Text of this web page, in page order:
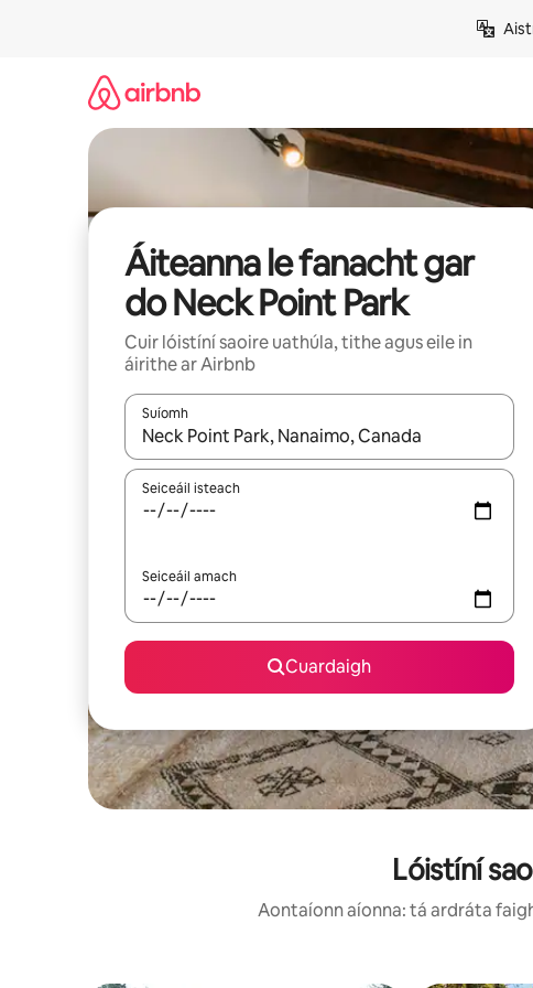
Áiteanna le fanacht gar
do Neck Point Park
Cuir lóistíní saoire uathúla, tithe agus eile in
áirithe ar Airbnb
Suíomh
Nuair a bheidh torthaí ar fáil, déan nascleanúint le
Seiceáil isteach
Seiceáil amach
Cuardaigh
Lóistíní
Aontaíonn aíonna: tá ardráta